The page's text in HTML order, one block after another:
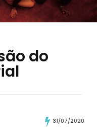
do
31/07/2020